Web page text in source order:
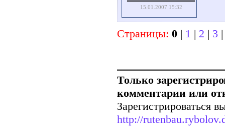
15.01.2007 15:32
Страницы: 0 | 1 | 2 | 3
Только
комментарии или
Зарегистрироваться
http://